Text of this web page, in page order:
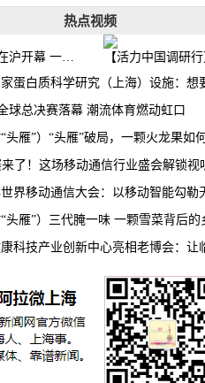
热点视频
BW2026在沪开幕 一众次元品牌集中发布全新企划
球总决赛落幕 潮流体育燃动虹口